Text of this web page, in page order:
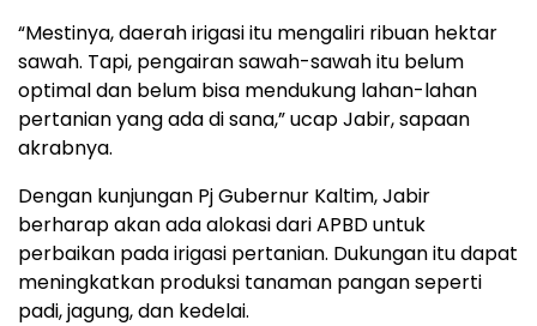
“Mestinya, daerah irigasi itu mengaliri ribuan hektar
sawah. Tapi, pengairan sawah-sawah itu belum
optimal dan belum bisa mendukung lahan-lahan
pertanian yang ada di sana,” ucap Jabir, sapaan
akrabnya.
Dengan kunjungan Pj Gubernur Kaltim, Jabir
berharap akan ada alokasi dari APBD untuk
perbaikan pada irigasi pertanian. Dukungan itu dapat
meningkatkan produksi tanaman pangan seperti
padi, jagung, dan kedelai.